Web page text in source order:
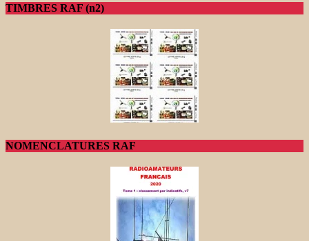
TIMBRES RAF (n2)
NOMENCLATURES RAF